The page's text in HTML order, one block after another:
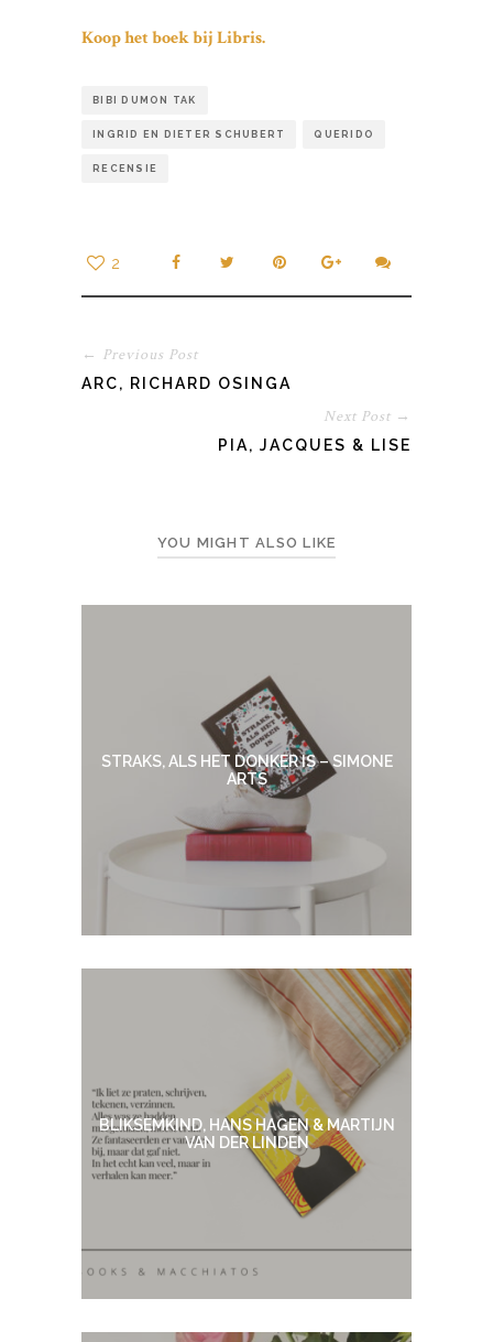
Koop het boek bij Libris.
BIBI DUMON TAK
INGRID EN DIETER SCHUBERT QUERIDO
RECENSIE
2
← Previous Post
ARC, RICHARD OSINGA
Next Post →
PIA, JACQUES & LISE
YOU MIGHT ALSO LIKE
STRAKS, ALS HET DONKER IS – SIMONE
ARTS
BLIKSEMKIND, HANS HAGEN & MARTIJN
VAN DER LINDEN